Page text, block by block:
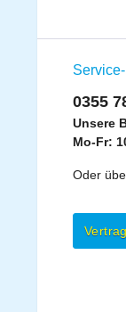
0355
Unsere
Mo-Fr:
Oder